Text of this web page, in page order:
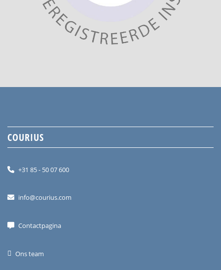
COURIUS
+31 85 - 50 07 600
info@courius.com
Contactpagina
Ons team